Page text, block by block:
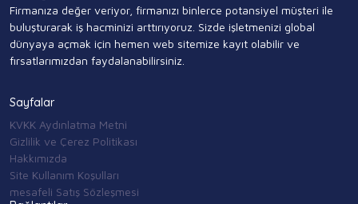
Firmanıza değer veriyor, firmanızı binlerce potansiyel müşteri ile
buluşturarak iş hacminizi arttırıyoruz. Sizde işletmenizi global
dünyaya açmak için hemen web sitemize kayıt olabilir ve
fırsatlarımızdan faydalanabilirsiniz.
Sayfalar
KVKK Aydınlatma Metni
Gizlilik ve Çerez Politikası
Hakkımızda
Site Kullanım Koşulları
mesafeli Satış Sözleşmesi